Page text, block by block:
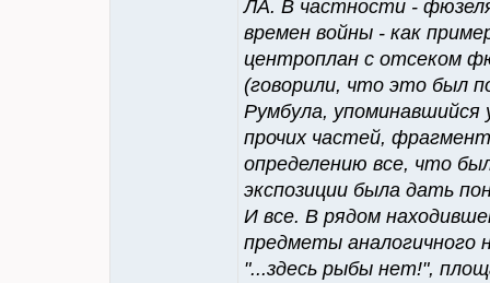
ЛА. В частности -
времен войны - как
центроплан с отсеком
(говорили, что это был
Румбула,
прочих частей,
определению все, что
экспозиции была дать
И все. В рядом
предметы аналогичного
"...здесь рыбы нет!",